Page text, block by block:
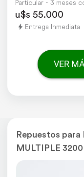
Particular - 3 meses
u$s 55.000
Entrega Inmediata
VER
Repuestos
MULTIPLE 3200